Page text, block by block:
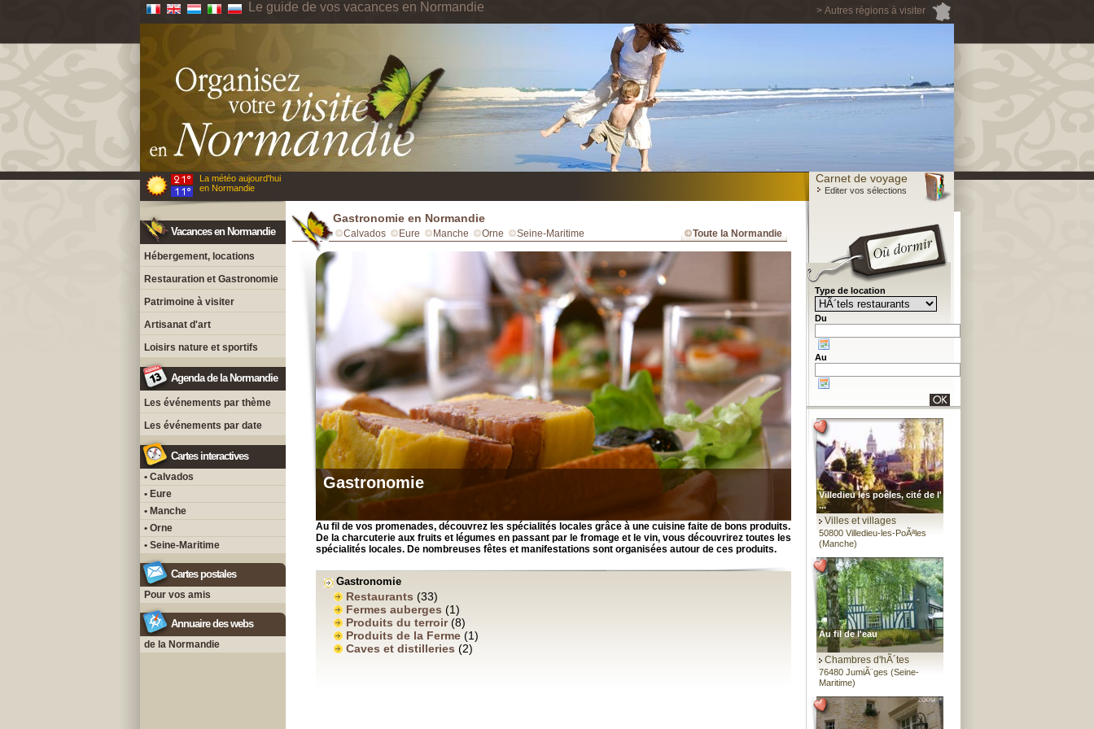
> Autres régions à visiter
Le guide de vos vacances en Normandie
La météo aujourd'hui
en Normandie
Carnet de voyage
Editer vos sélections
Vacances en Normandie
Hébergement, locations
Restauration et Gastronomie
Patrimoine à visiter
Artisanat d'art
Loisirs nature et sportifs
Agenda de la Normandie
Les événements par thème
Les événements par date
Cartes interactives
• Calvados
• Eure
• Manche
• Orne
• Seine-Maritime
Cartes postales
Pour vos amis
Annuaire des webs
de la Normandie
Gastronomie en Normandie
Calvados Eure Manche Orne Seine-Maritime Toute la Normandie
Gastronomie
Au fil de vos promenades, découvrez les spécialités locales grâce à une cuisine faite de bons produits.
De la charcuterie aux fruits et légumes en passant par le fromage et le vin, vous découvrirez toutes les
spécialités locales. De nombreuses fêtes et manifestations sont organisées autour de ces produits.
Gastronomie
Restaurants (33)
Fermes auberges (1)
Produits du terroir (8)
Produits de la Ferme (1)
Caves et distilleries (2)
Type de location
Du
Au
Villedieu les poêles, cité de l'
...
Villes et villages
50800 Villedieu-les-PoÃªles
(Manche)
Au fil de l'eau
Chambres d'hÃ´tes
76480 JumiÃ¨ges (Seine-
Maritime)